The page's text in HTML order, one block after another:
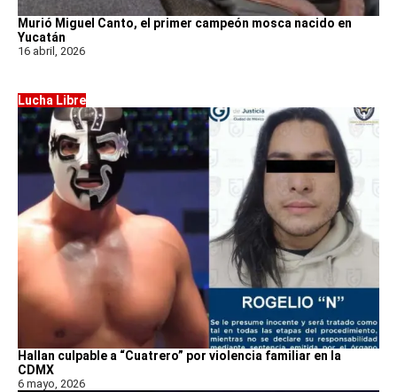
Murió Miguel Canto, el primer campeón mosca nacido en
Yucatán
16 abril, 2026
Lucha Libre
Hallan culpable a “Cuatrero” por violencia familiar en la
CDMX
6 mayo, 2026